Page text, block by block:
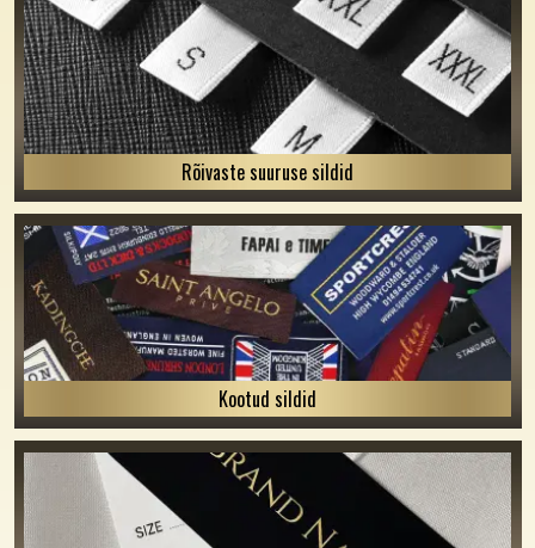
Rõivaste suuruse sildid
Kootud sildid